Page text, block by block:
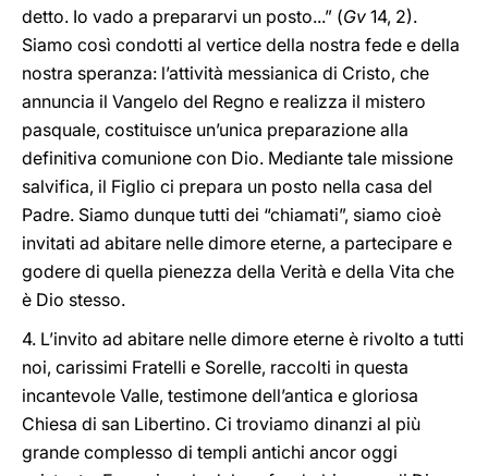
detto. Io vado a prepararvi un posto...” (Gv 14, 2).
Siamo così condotti al vertice della nostra fede e della
nostra speranza: l’attività messianica di Cristo, che
annuncia il Vangelo del Regno e realizza il mistero
pasquale, costituisce un’unica preparazione alla
definitiva comunione con Dio. Mediante tale missione
salvifica, il Figlio ci prepara un posto nella casa del
Padre. Siamo dunque tutti dei “chiamati”, siamo cioè
invitati ad abitare nelle dimore eterne, a partecipare e
godere di quella pienezza della Verità e della Vita che
è Dio stesso.
4. L’invito ad abitare nelle dimore eterne è rivolto a tutti
noi, carissimi Fratelli e Sorelle, raccolti in questa
incantevole Valle, testimone dell’antica e gloriosa
Chiesa di san Libertino. Ci troviamo dinanzi al più
grande complesso di templi antichi ancor oggi